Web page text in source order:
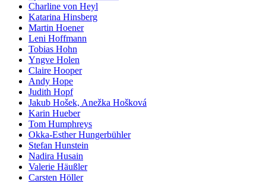
Charline von Heyl
Katarina Hinsberg
Martin Hoener
Leni Hoffmann
Tobias Hohn
Yngve Holen
Claire Hooper
Andy Hope
Judith Hopf
Jakub Hošek, Anežka Hošková
Karin Hueber
Tom Humphreys
Okka-Esther Hungerbühler
Stefan Hunstein
Nadira Husain
Valerie Häußler
Carsten Höller